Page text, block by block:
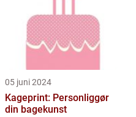
05 juni 2024
Kageprint: Personliggør
din bagekunst